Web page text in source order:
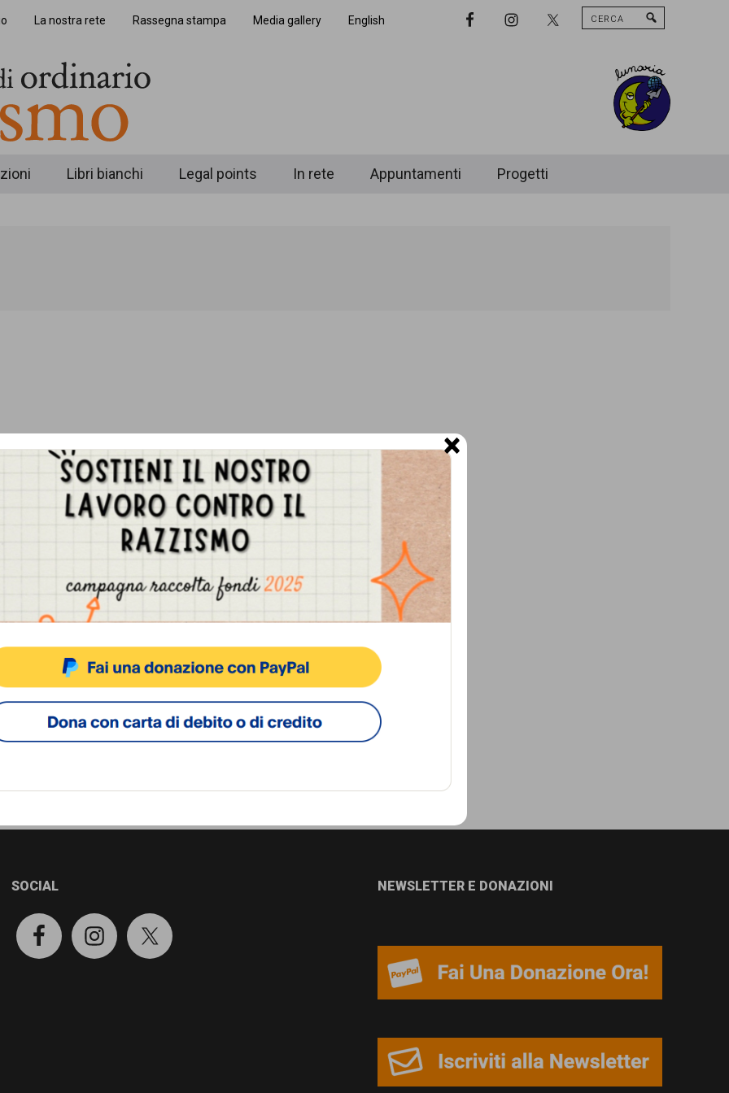
sito fa uso di cookie, anche di terze parti, ma non utilizza alcun cookie di profilazione.
ACCETTA NEGA VISUALIZZA LE PREFERENZE
La nostra rete Rassegna stampa Media gallery English
Nav
Cerca
Libri bianchi Legal points In rete Appuntamenti Progetti
SOCIAL NEWSLETTER E DONAZIONI
×